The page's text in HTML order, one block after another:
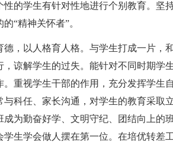
性的学生有针对性地进行个别教育。坚
“精神关怀者”。
德，以人格育人格。与学生打成一片，
谅解学生的过失。能针对不同时期学
。重视学生干部的作用，充分发挥学生
科任、家长沟通，对学生的教育采取
成为勤奋好学、文明守纪、团结向上的
学生学会做人摆在第一位。在培优转差